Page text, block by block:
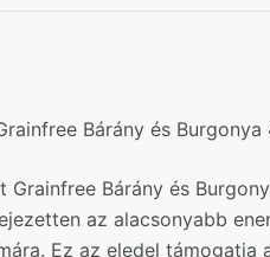
Bárány és
Grainfree Bárány és
az alacsonyabb
Ez az eledel